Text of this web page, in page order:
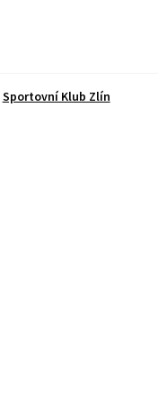
Sportovní Klub Zlín